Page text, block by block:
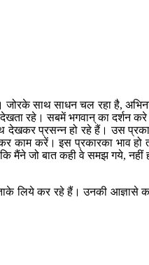
जोरके साथ साधन चल रहा है,
रहे। सबमें भगवान् का दर्शन
देखकर प्रसन्न हो रहे हैं। उस
काम करें। इस प्रकारका भाव हो
मैंने जो बात कही वे समझ गये, नहीं
लिये कर रहे हैं। उनकी आज्ञासे